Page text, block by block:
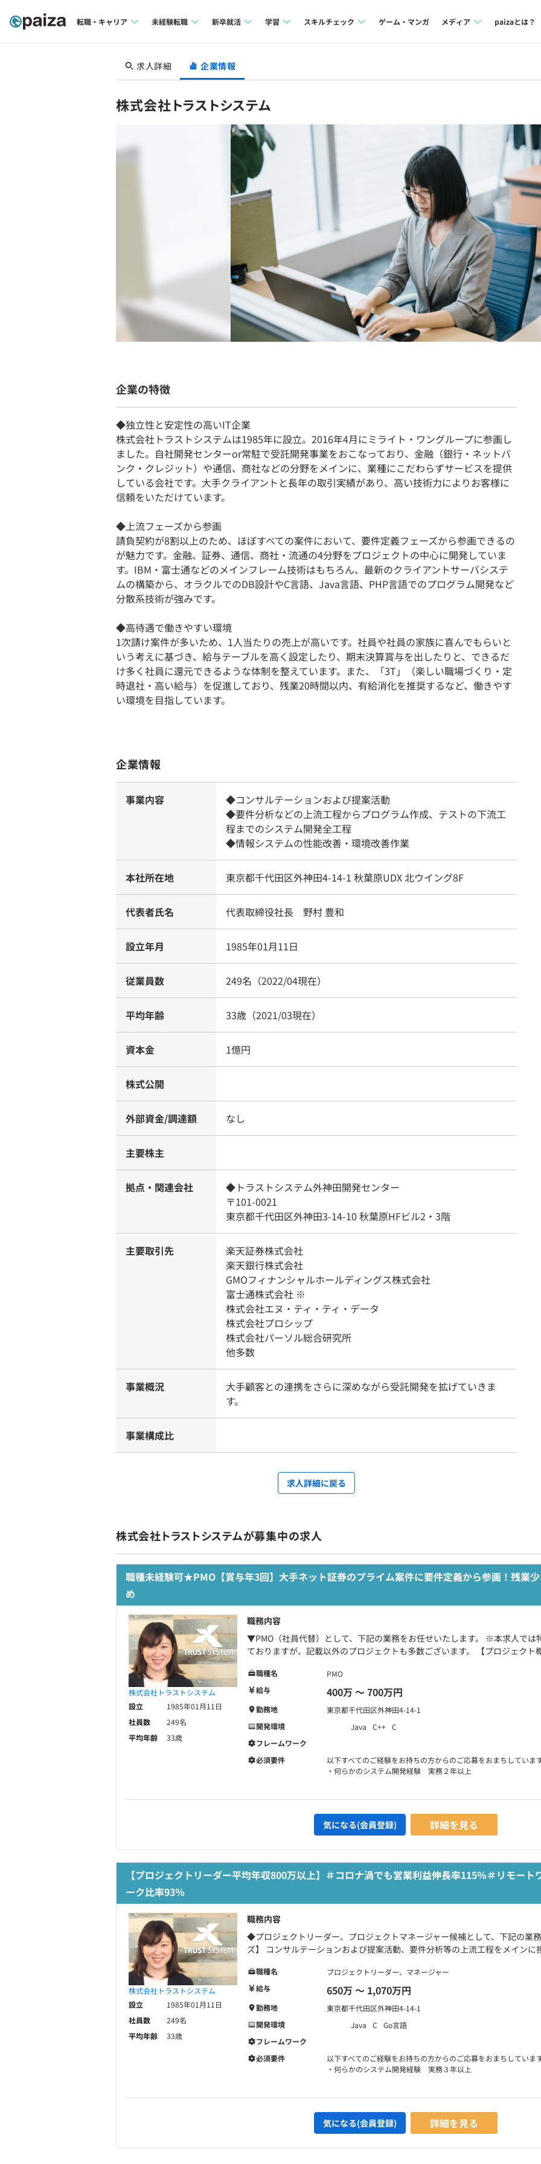
転職・キャリア
転職成功ガイド
未経験転職
求人検索
転職成功ガイド
新卒就活
本選考
新卒エージェント
イベント・セミナー
インタビュー
学習
法人向けプラン
学校向けプラン
契約内容・クーポン
スキルチェック ゲーム・マンガ メディア paizaとは？
求人詳細 企業情報
株式会社トラストシステム
企業の特徴
◆独立性と安定性の高いIT企業
株式会社トラストシステムは1985年に設立。2016年4月にミライト・ワングループに参画し
ました。自社開発センターor常駐で受託開発事業をおこなっており、金融（銀行・ネットバ
ンク・クレジット）や通信、商社などの分野をメインに、業種にこだわらずサービスを提供
している会社です。大手クライアントと長年の取引実績があり、高い技術力によりお客様に
信頼をいただけています。
◆上流フェーズから参画
請負契約が8割以上のため、ほぼすべての案件において、要件定義フェーズから参画できるの
が魅力です。金融、証券、通信、商社・流通の4分野をプロジェクトの中心に開発していま
す。IBM・富士通などのメインフレーム技術はもちろん、最新のクライアントサーバシステ
ムの構築から、オラクルでのDB設計やC言語、Java言語、PHP言語でのプログラム開発など
分散系技術が強みです。
◆高待遇で働きやすい環境
1次請け案件が多いため、1人当たりの売上が高いです。社員や社員の家族に喜んでもらいと
いう考えに基づき、給与テーブルを高く設定したり、期末決算賞与を出したりと、できるだ
け多く社員に還元できるような体制を整えています。また、「3T」（楽しい職場づくり・定
時退社・高い給与）を促進しており、残業20時間以内、有給消化を推奨するなど、働きやす
い環境を目指しています。
企業情報
事業内容
◆コンサルテーションおよび提案活動
◆要件分析などの上流工程からプログラム作成、テストの下流工
程までのシステム開発全工程
◆情報システムの性能改善・環境改善作業
本社所在地 東京都千代田区外神田4-14-1 秋葉原UDX 北ウイング8F
代表者氏名 代表取締役社長 野村 豊和
設立年月 1985年01月11日
従業員数 249名（2022/04現在）
平均年齢 33歳（2021/03現在）
資本金 1億円
株式公開
外部資金/調達額 なし
主要株主
拠点・関連会社
◆トラストシステム外神田開発センター
〒101-0021
東京都千代田区外神田3-14-10 秋葉原HFビル2・3階
主要取引先
楽天証券株式会社
楽天銀行株式会社
GMOフィナンシャルホールディングス株式会社
富士通株式会社 ※
株式会社エヌ・ティ・ティ・データ
株式会社プロシップ
株式会社パーソル総合研究所
他多数
事業概況
大手顧客との連携をさらに深めながら受託開発を拡げていきま
す。
事業構成比
求人詳細に戻る
株式会社トラストシステムが募集中の求人
職種未経験可★PMO【賞与年3回】大手ネット証券のプライム案件に要件定義から参画！残業
め
株式会社トラストシステム
設立
1985年01月11日
社員数
249名
平均年齢
33歳
職務内容
▼PMO（社員代替）として、下記の業務をお任せいたします。 ※本求人では
ておりますが、記載以外のプロジェクトも多数ございます。 【プロジェクト
職種名
PMO
給与
400万 〜 700万円
勤務地
東京都千代田区外神田4-14-1
開発環境
Java C++ C
フレームワーク
必須要件
以下すべてのご経験をお持ちの方からのご応募をおまちしていま
・何らかのシステム開発経験 実務２年以上
気になる(会員登録) 詳細を見る
【プロジェクトリーダー平均年収800万以上】＃コロナ渦でも営業利益伸長率115％＃リモート
ーク比率93％
株式会社トラストシステム
設立
1985年01月11日
社員数
249名
平均年齢
33歳
職務内容
◆プロジェクトリーダー、プロジェクトマネージャー候補として、下記の業
ズ】 コンサルテーションおよび提案活動、要件分析等の上流工程をメインに
職種名
プロジェクトリーダー、マネージャー
給与
650万 〜 1,070万円
勤務地
東京都千代田区外神田4-14-1
開発環境
Java C
Go言語
フレームワーク
必須要件
以下すべてのご経験をお持ちの方からのご応募をおまちしていま
・何らかのシステム開発経験 実務３年以上
気になる(会員登録) 詳細を見る